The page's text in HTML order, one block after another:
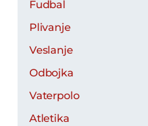
Fudbal
Plivanje
Veslanje
Odbojka
Vaterpolo
Atletika